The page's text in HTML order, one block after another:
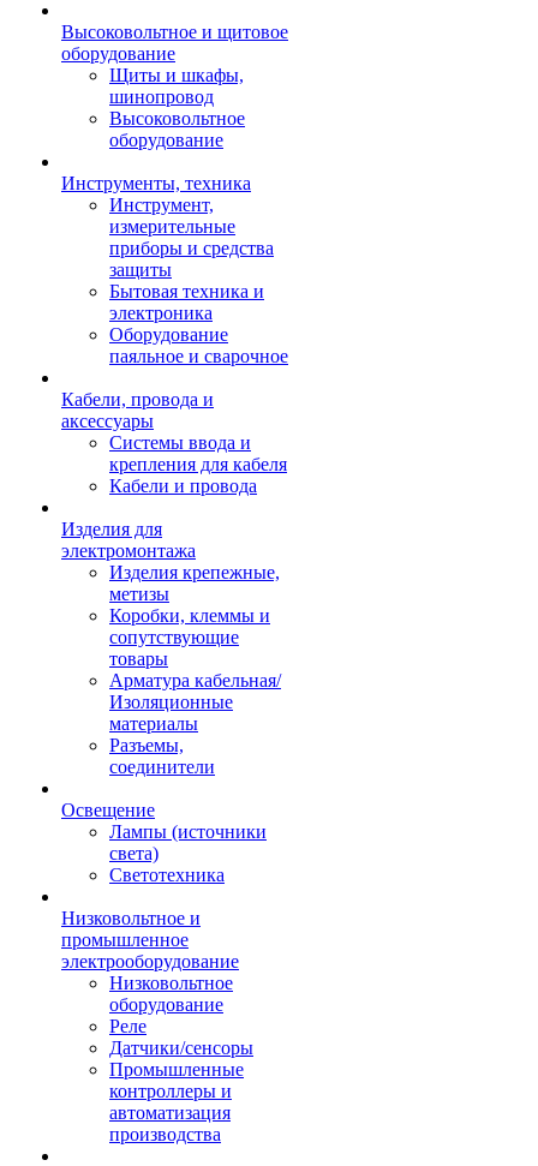
Высоковольтное и щитовое
оборудование
Щиты и шкафы,
шинопровод
Высоковольтное
оборудование
Инструменты, техника
Инструмент,
измерительные
приборы и средства
защиты
Бытовая техника и
электроника
Оборудование
паяльное и сварочное
Кабели, провода и
аксессуары
Системы ввода и
крепления для кабеля
Кабели и провода
Изделия для
электромонтажа
Изделия крепежные,
метизы
Коробки, клеммы и
сопутствующие
товары
Арматура кабельная/
Изоляционные
материалы
Разъемы,
соединители
Освещение
Лампы (источники
света)
Светотехника
Низковольтное и
промышленное
электрооборудование
Низковольтное
оборудование
Реле
Датчики/сенсоры
Промышленные
контроллеры и
автоматизация
производства